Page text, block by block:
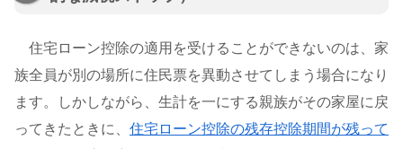
住宅ローン控除の適用を受けることができないのは、家
族全員が別の場所に住民票を異動させてしまう場合になり
ます。しかしながら、生計を一にする親族がその家屋に戻
ってきたときに、 住宅ローン控除の残存控除期間が残って